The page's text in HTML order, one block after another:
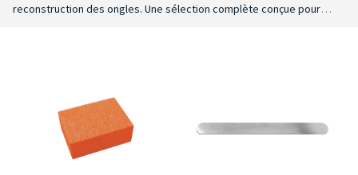
reconstruction des ongles. Une sélection complète conçue pour
raccourcissement et le façonnage, aux grains les plus fins pour la
finition et la définition des détails.
Systèmes à usage unique et
hygiène maximale
: des solutions équipées de recharges abrasives
à usage unique à remplacer après chaque utilisation pour garantir